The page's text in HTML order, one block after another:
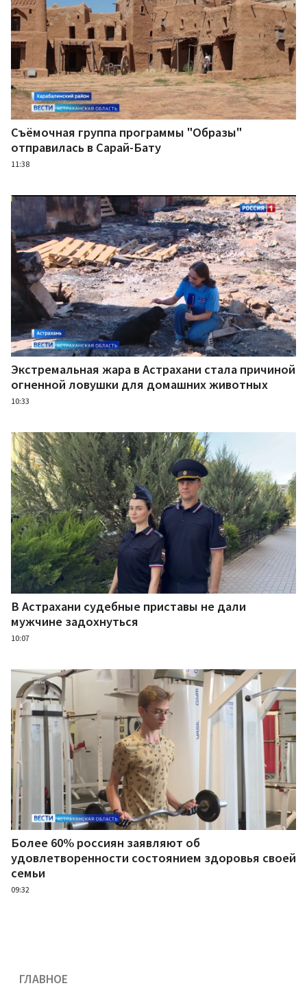
Съёмочная группа программы "Образы"
отправилась в Сарай-Бату
11:38
Экстремальная жара в Астрахани стала причиной
огненной ловушки для домашних животных
10:33
В Астрахани судебные приставы не дали
мужчине задохнуться
10:07
Более 60% россиян заявляют об
удовлетворенности состоянием здоровья своей
семьи
09:32
ГЛАВНОЕ